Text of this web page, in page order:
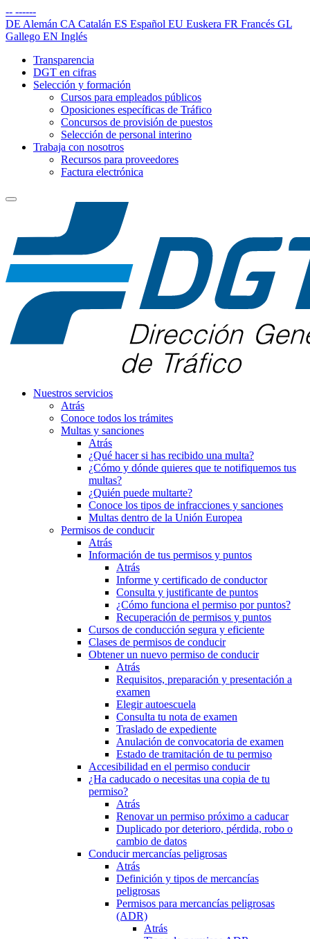
-- ------
DE Alemán CA Catalán ES Español EU Euskera FR Francés GL
Gallego EN Inglés
Transparencia
DGT en cifras
Selección y formación
Cursos para empleados públicos
Oposiciones específicas de Tráfico
Concursos de provisión de puestos
Selección de personal interino
Trabaja con nosotros
Recursos para proveedores
Factura electrónica
Nuestros servicios
Atrás
Conoce todos los trámites
Multas y sanciones
Atrás
¿Qué hacer si has recibido una multa?
¿Cómo y dónde quieres que te notifiquemos tus
multas?
¿Quién puede multarte?
Conoce los tipos de infracciones y sanciones
Multas dentro de la Unión Europea
Permisos de conducir
Atrás
Información de tus permisos y puntos
Atrás
Informe y certificado de conductor
Consulta y justificante de puntos
¿Cómo funciona el permiso por puntos?
Recuperación de permisos y puntos
Cursos de conducción segura y eficiente
Clases de permisos de conducir
Obtener un nuevo permiso de conducir
Atrás
Requisitos, preparación y presentación a
examen
Elegir autoescuela
Consulta tu nota de examen
Traslado de expediente
Anulación de convocatoria de examen
Estado de tramitación de tu permiso
Accesibilidad en el permiso conducir
¿Ha caducado o necesitas una copia de tu
permiso?
Atrás
Renovar un permiso próximo a caducar
Duplicado por deterioro, pérdida, robo o
cambio de datos
Conducir mercancías peligrosas
Atrás
Definición y tipos de mercancías
peligrosas
Permisos para mercancías peligrosas
(ADR)
Atrás